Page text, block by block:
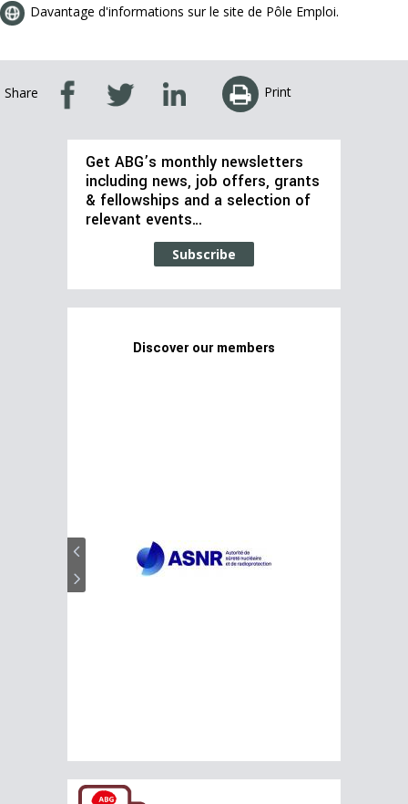
Davantage d'informations sur le site de Pôle Emploi.
Share Print
Get ABG’s monthly newsletters
including news, job offers, grants
& fellowships and a selection of
relevant events…
Subscribe
Discover our members